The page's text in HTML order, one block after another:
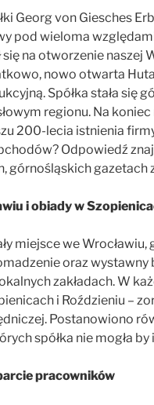
Georg von Giesches
pod wieloma
na otworzenie naszej
nowo otwarta Huta
Spółka stała się
regionu. Na koniec
200-lecia istnienia
Odpowiedź
górnośląskich gazetach
i obiady w
miejsce we
oraz wystawny
zakładach. W
i Roździeniu –
Postanowiono
spółka nie mogła by
pracowników